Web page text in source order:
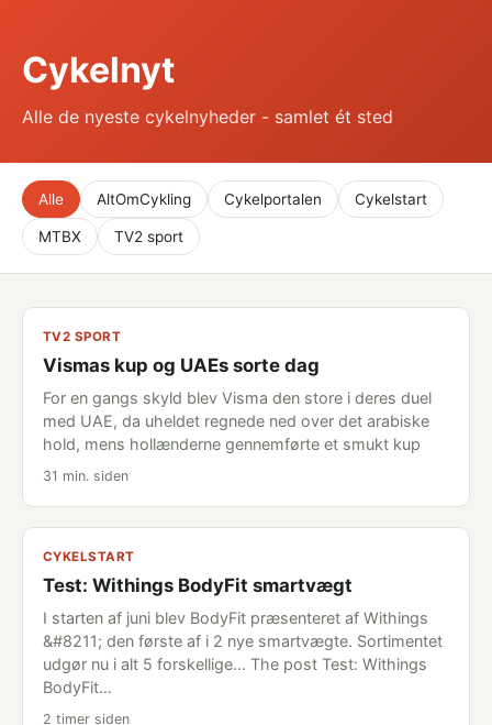
Cykelnyt
Alle de nyeste cykelnyheder - samlet ét sted
Alle AltOmCykling Cykelportalen Cykelstart
MTBX TV2 sport
TV2 SPORT
Vismas kup og UAEs sorte dag
For en gangs skyld blev Visma den store i deres duel
med UAE, da uheldet regnede ned over det arabiske
hold, mens hollænderne gennemførte et smukt kup
31 min. siden
CYKELSTART
Test: Withings BodyFit smartvægt
I starten af juni blev BodyFit præsenteret af Withings
&#8211; den første af i 2 nye smartvægte. Sortimentet
udgør nu i alt 5 forskellige... The post Test: Withings
BodyFit…
2 timer siden